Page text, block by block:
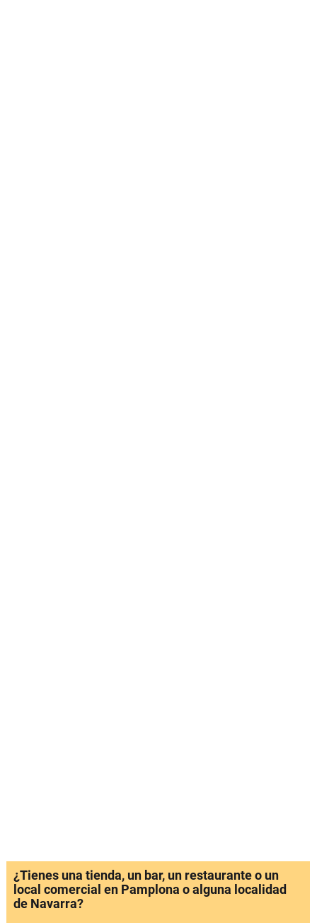
¿Tienes una tienda, un bar, un restaurante o un
local comercial en Pamplona o alguna localidad
de Navarra?